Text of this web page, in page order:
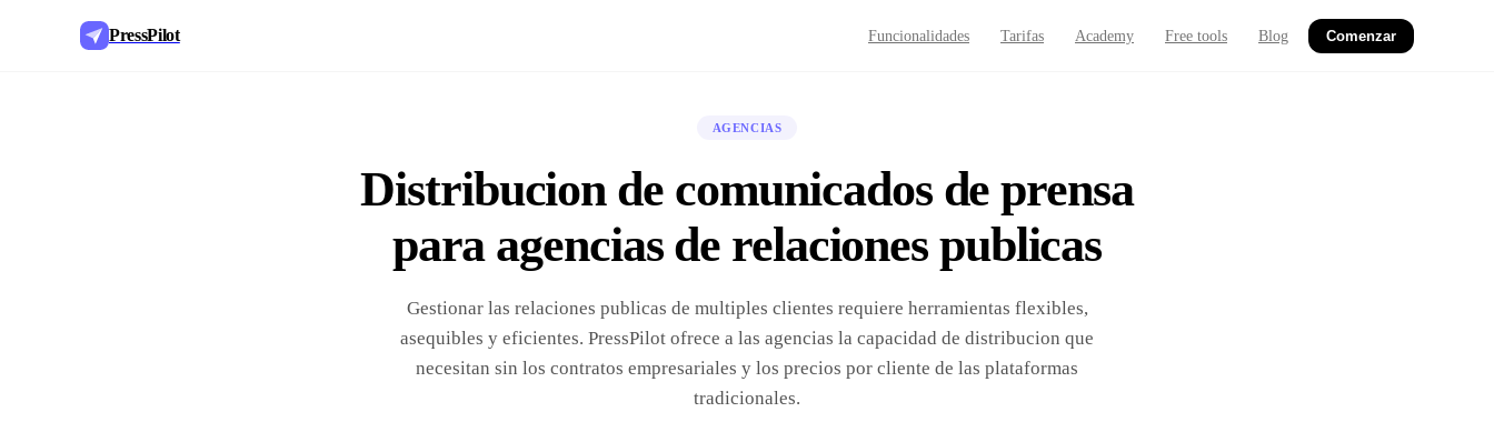
PressPilot Funcionalidades Tarifas Academy Free tools Blog Comenzar
AGENCIAS
Distribucion de comunicados de prensa
para agencias de relaciones publicas
Gestionar las relaciones publicas de multiples clientes requiere herramientas flexibles,
asequibles y eficientes. PressPilot ofrece a las agencias la capacidad de distribucion que
necesitan sin los contratos empresariales y los precios por cliente de las plataformas
tradicionales.